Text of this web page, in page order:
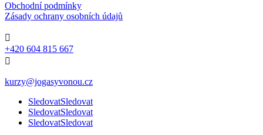
Obchodní podmínky
Zásady ochrany osobních údajů

+420 604 815 667

kurzy@jogasyvonou.cz
SledovatSledovat
SledovatSledovat
SledovatSledovat